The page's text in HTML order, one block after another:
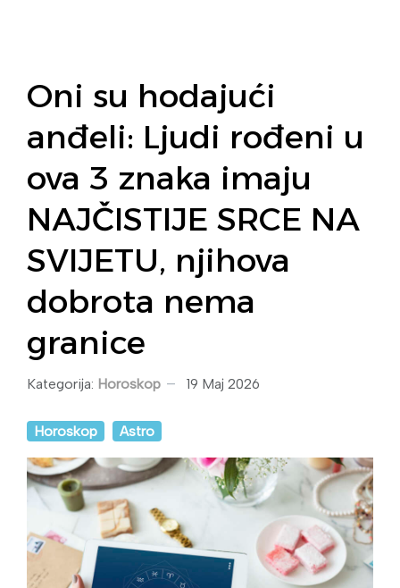
Oni su hodajući
anđeli: Ljudi rođeni u
ova 3 znaka imaju
NAJČISTIJE SRCE NA
SVIJETU, njihova
dobrota nema
granice
Kategorija: Horoskop 19 Maj 2026
Horoskop Astro